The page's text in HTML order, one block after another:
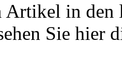
Artikel in den
Sie hier